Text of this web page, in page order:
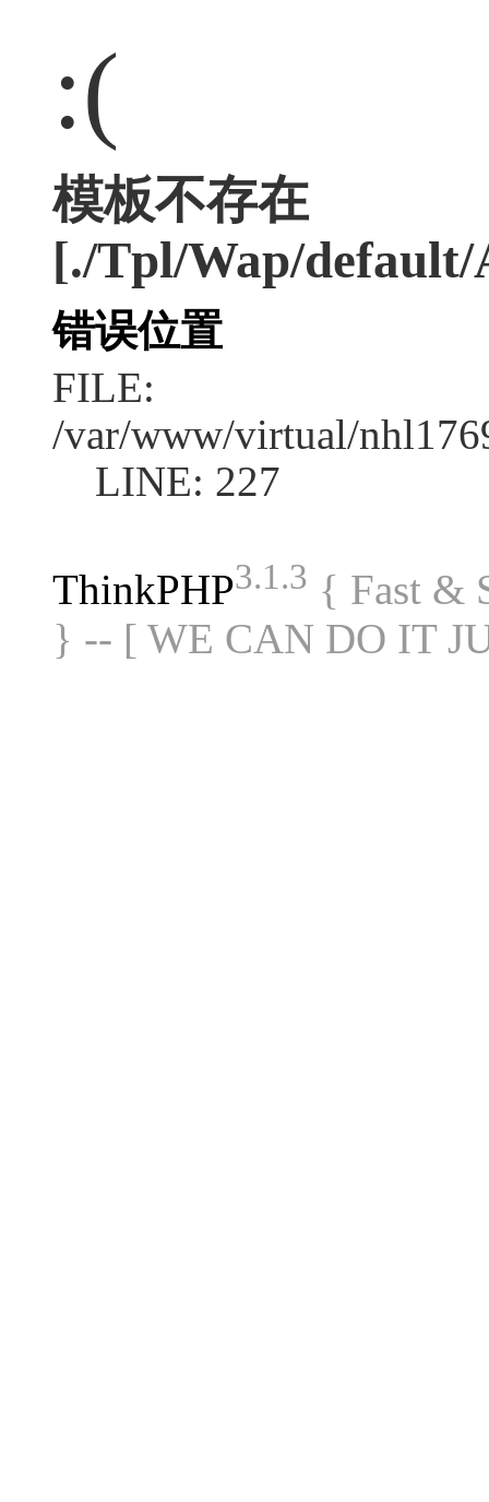
:(
模板不存在
[./Tpl/Wap/
错误位置
FILE:
/var/www/virtual/
LINE: 227
ThinkPHP3.1.3 { Fast &
} -- [ WE CAN DO IT